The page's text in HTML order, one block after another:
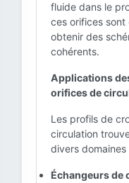
fluide dans le
ces orifices sont
obtenir des
cohérents.
Applications
orifices de
Les profils de
circulation
divers
Échangeurs de